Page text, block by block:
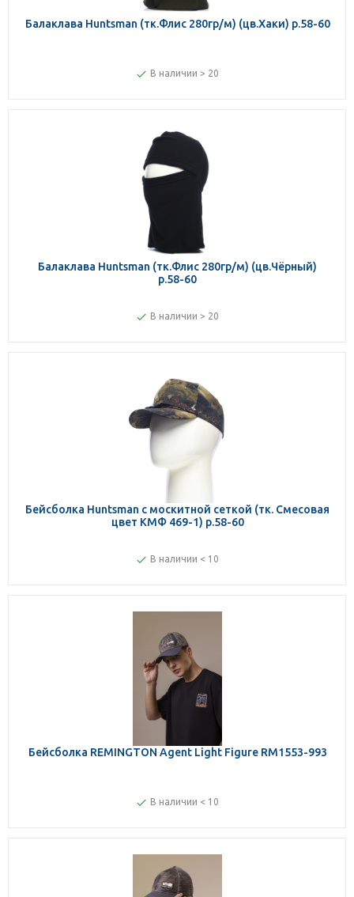
Балаклава Huntsman (тк.Флис 280гр/м) (цв.Хаки) р.58-60
В наличии > 20
Балаклава Huntsman (тк.Флис 280гр/м) (цв.Чёрный)
р.58-60
В наличии > 20
Бейсболка Huntsman с москитной сеткой (тк. Смесовая
цвет КМФ 469-1) р.58-60
В наличии < 10
Бейсболка REMINGTON Agent Light Figure RM1553-993
В наличии < 10